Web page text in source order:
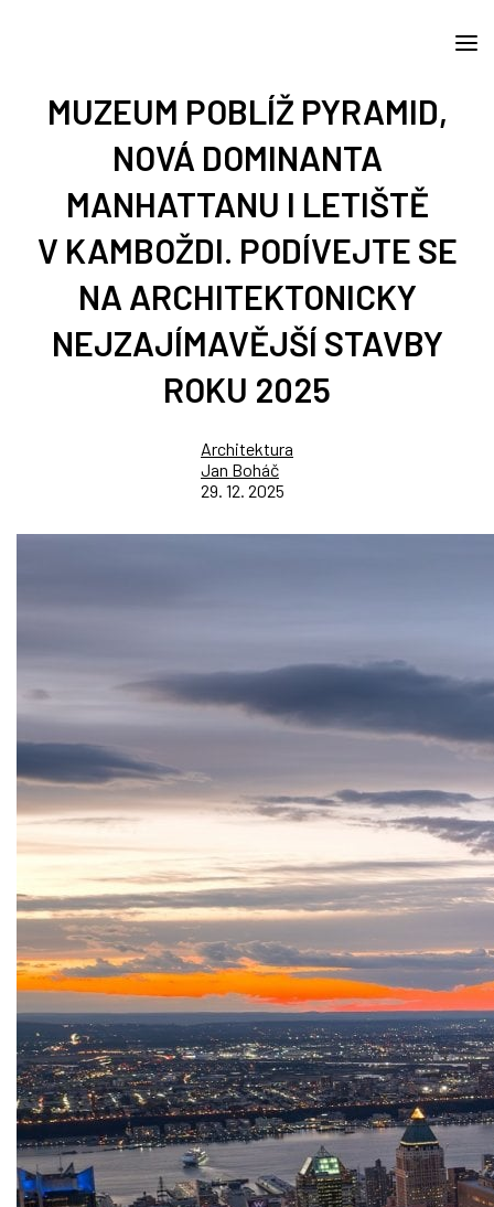
MUZEUM POBLÍŽ PYRAMID,
NOVÁ DOMINANTA
MANHATTANU I LETIŠTĚ
V KAMBOŽDI. PODÍVEJTE SE
NA ARCHITEKTONICKY
NEJZAJÍMAVĚJŠÍ STAVBY
ROKU 2025
Architektura
Jan Boháč
29. 12. 2025